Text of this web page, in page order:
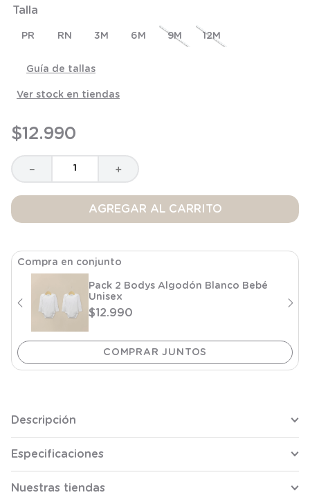
Talla
PR RN 3M 6M 9M 12M
Guía de tallas
Ver stock en tiendas
$12.990
＋
－
AGREGAR AL CARRITO
Compra en conjunto
Pack 2 Bodys Algodón Blanco Bebé
Unisex
$12.990
Descripción
Especificaciones
Nuestras tiendas
8.
9.
saco dormir